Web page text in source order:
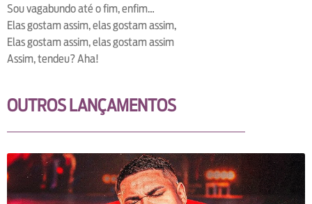
Sou vagabundo até o fim, enfim…
Elas gostam assim, elas gostam assim,
Elas gostam assim, elas gostam assim
Assim, tendeu? Aha!
OUTROS LANÇAMENTOS